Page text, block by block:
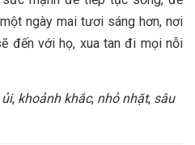
ngày mai tươi sáng hơn, nơi
đến với họ, xua tan đi mọi nỗi
, khoảnh khắc, nhỏ nhặt, sâu